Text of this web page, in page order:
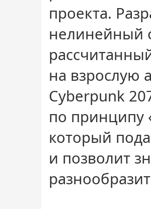
проекта.
нелинейный
на взрослую
Cyberpunk
по принципу
который
и позволит